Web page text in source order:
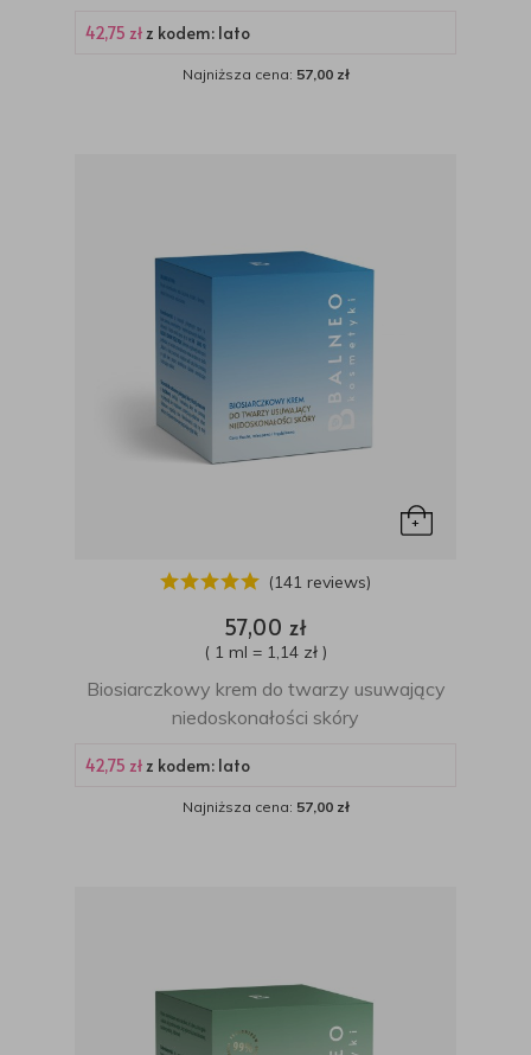
42,75 złz kodem: lato
Najniższa cena: 57,00 zł
(141 reviews)
57,00 zł
( 1 ml = 1,14 zł )
Biosiarczkowy krem do twarzy usuwający
niedoskonałości skóry
42,75 zł z kodem: lato
Najniższa cena: 57,00 zł